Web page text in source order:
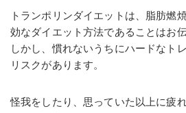
トランポリンダイエットは、脂肪燃
効なダイエット方法であることはお
しかし、慣れないうちにハードなト
リスクがあります。
怪我をしたり、思っていた以上に疲